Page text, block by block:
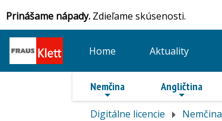
Prinášame nápady. Zdieľame skúsenosti.
Home Aktuality
Nemčina Angličtina
Digitálne licencie Nemčina